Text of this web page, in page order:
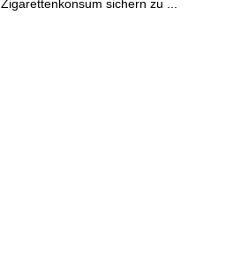
Zigarettenkonsum sichern zu ...